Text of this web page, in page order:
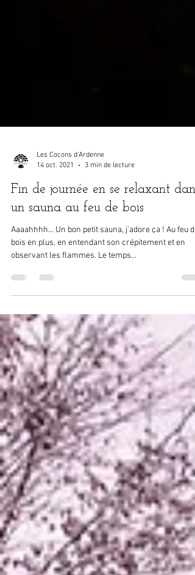
Les Cocons d'Ardenne
14 oct. 2021
3 min de lecture
Fin de journée en se relaxant dans
un sauna au feu de bois
Aaaahhhh... Un bon petit sauna, j'adore ça ! Au feu de